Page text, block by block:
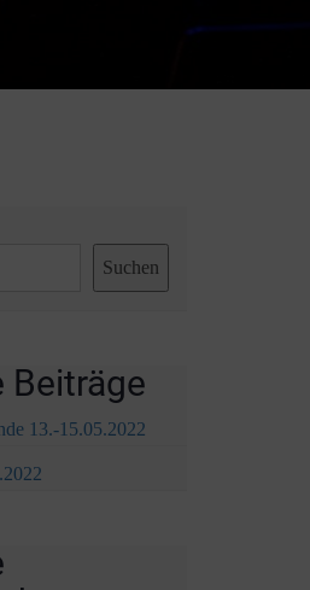
Suchen
Beiträge
13.-15.05.2022